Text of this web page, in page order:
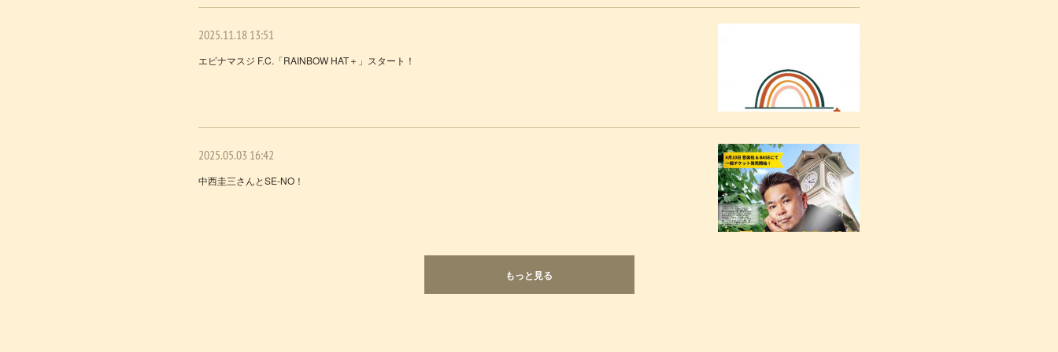
2025.11.18 13:51
エビナマスジ F.C.「RAINBOW HAT＋」スタート！
2025.05.03 16:42
中西圭三さんとSE-NO！
もっと見る